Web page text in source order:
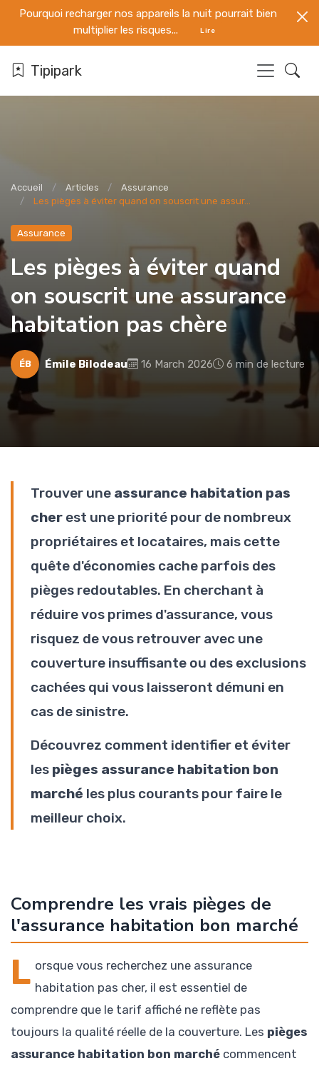
Pourquoi recharger nos appareils la nuit pourrait bien
multiplier les risques...
Lire
Tipipark
Accueil Articles
Assurance
Les pièges à éviter quand on souscrit une assur...
Assurance
Les pièges à éviter quand
on souscrit une assurance
habitation pas chère
ÉB Émile Bilodeau 16 March 2026 6 min de lecture
Trouver une assurance habitation pas
cher est une priorité pour de nombreux
propriétaires et locataires, mais cette
quête d'économies cache parfois des
pièges redoutables. En cherchant à
réduire vos primes d'assurance, vous
risquez de vous retrouver avec une
couverture insuffisante ou des exclusions
cachées qui vous laisseront démuni en
cas de sinistre.
Découvrez comment identifier et éviter
les pièges assurance habitation bon
marché les plus courants pour faire le
meilleur choix.
Comprendre les vrais pièges de
l'assurance habitation bon marché
L orsque vous recherchez une assurance
habitation pas cher, il est essentiel de
comprendre que le tarif affiché ne reflète pas
toujours la qualité réelle de la couverture. Les pièges
assurance habitation bon marché commencent